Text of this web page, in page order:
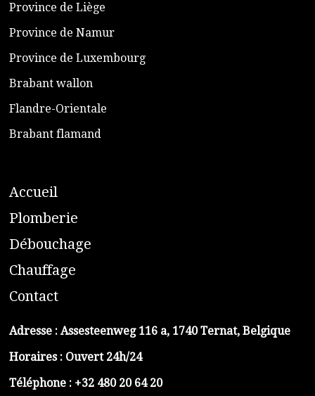
Province de Liège
​Province de Namur
​Province de Luxembourg
​Brabant wallon
​Flandre-Orientale
​Brabant flamand
Accueil
​Plomberie
Débouchage
Chauffage
Contact
Adresse : Assesteenweg 116 a, 1740 Ternat, Belgique
Horaires : Ouvert 24h/24
Téléphone : +32 480 20 64 20